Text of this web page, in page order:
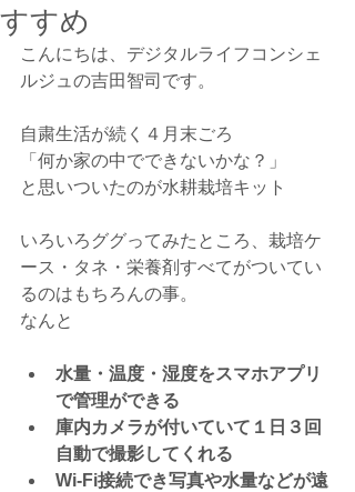
すすめ
こんにちは、デジタルライフコンシェ
ルジュの吉田智司です。
自粛生活が続く４月末ごろ
「何か家の中でできないかな？」
と思いついたのが水耕栽培キット
いろいろググってみたところ、栽培ケ
ース・タネ・栄養剤すべてがついてい
るのはもちろんの事。
なんと
水量・温度・湿度をスマホアプリ
で管理ができる
庫内カメラが付いていて１日３回
自動で撮影してくれる
Wi-Fi接続でき写真や水量などが遠